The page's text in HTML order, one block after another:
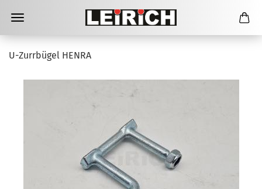
U-Zurrbügel HENRA